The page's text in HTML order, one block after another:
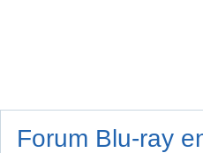
Forum Blu-ray